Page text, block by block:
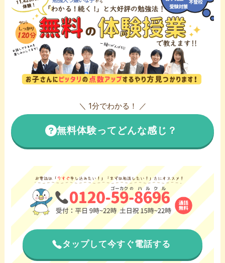
＼ 1分でわかる！ ／
無料体験ってどんな感じ？
タップして今すぐ電話する